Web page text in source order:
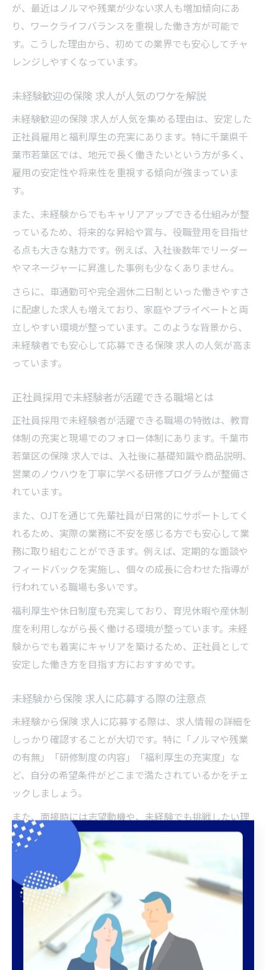
が、最近はノルマや残業が少ない求人も増加傾向にあ
り、ワークライフバランスを重視した働き方が可能で
す。こうした理由から、初めての業界でも安心してチャ
レンジしやすくなっています。
未経験歓迎の保険 求人が人気のワケを解説
未経験歓迎の保険 求人が人気を集める理由は、安定した
正社員雇用と福利厚生の充実にあります。特に千葉県千
葉市若葉区では、地元で長く働きたいという方が多く、
雇用の安定性や将来性を重視する傾向が強まっていま
す。
また、未経験からでもキャリアアップできる仕組みが整
っているため、将来的な昇給や賞与、役職登用を目指せ
る点も大きな魅力です。例えば、入社後数年でリーダー
やマネージャーに昇進した事例も少なくありません。
さらに、車通勤可や完全週休二日制といった働きやすさ
に配慮した求人も増えており、家庭やプライベートと両
立しやすい環境が整っています。このような背景から、
未経験者でも安心して応募できる保険 求人の人気が高ま
っています。
正社員採用で未経験者が活躍できる職場とは
正社員採用で未経験者が活躍できる職場の特徴は、教育
体制の充実と現場でのフォロー体制にあります。千葉市
若葉区の保険 求人では、入社後に基礎知識や商品説明、
営業のノウハウを丁寧に学べる研修プログラムが整備さ
れています。
また、OJTを通じて先輩社員が日常的にサポートしてく
れるため、実際の業務に不安を感じる方でも安心して業
務に取り組むことができます。例えば、定期的な面談や
フィードバックを実施し、個々の成長に合わせた指導が
行われている職場も多いです。
福利厚生や休日制度も充実しており、育児休暇や産休制
度を利用しながら長く働ける環境が整っています。未経
験からでも着実にキャリアを築けるため、正社員として
安定した働き方を目指す方におすすめです。
未経験から保険 求人に応募する際の注意点
未経験から保険 求人に応募する際は、求人情報の詳細を
しっかり確認することが大切です。特に「ノルマや残業
の有無」「研修制度の内容」「福利厚生の充実度」な
ど、自分の希望条件がどこまで満たされているかをチェ
ックしましょう。
また、面接時には志望動機や、未経験でも挑戦したい理
由を具体的に伝えることがポイントです。例えば、「地
元で長く安定して働きたい」「人と接する仕事に興味が
ある」といった自分の想いをしっかりアピールすること
で、熱意が伝わりやすくなります。
注意点として、求人票だけでは分かりにくい社風や職場
環境については、説明会や面接時に質問して確認するこ
とも重要です。実際に働くイメージを持つことで、入社
後のギャップやミスマッチを防ぐことができます。